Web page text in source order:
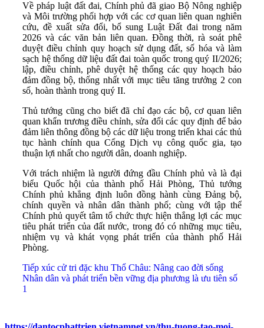
Về pháp luật đất đai, Chính phủ đã giao Bộ Nông nghiệp
và Môi trường phối hợp với các cơ quan liên quan nghiên
cứu, đề xuất sửa đổi, bổ sung Luật Đất đai trong năm
2026 và các văn bản liên quan. Đồng thời, rà soát phê
duyệt điều chỉnh quy hoạch sử dụng đất, số hóa và làm
sạch hệ thống dữ liệu đất đai toàn quốc trong quý II/2026;
lập, điều chỉnh, phê duyệt hệ thống các quy hoạch bảo
đảm đồng bộ, thống nhất với mục tiêu tăng trưởng 2 con
số, hoàn thành trong quý II.
Thủ tướng cũng cho biết đã chỉ đạo các bộ, cơ quan liên
quan khẩn trương điều chỉnh, sửa đổi các quy định để bảo
đảm liên thông đồng bộ các dữ liệu trong triển khai các thủ
tục hành chính qua Cổng Dịch vụ công quốc gia, tạo
thuận lợi nhất cho người dân, doanh nghiệp.
Với trách nhiệm là người đứng đầu Chính phủ và là đại
biểu Quốc hội của thành phố Hải Phòng, Thủ tướng
Chính phủ khẳng định luôn đồng hành cùng Đảng bộ,
chính quyền và nhân dân thành phố; cùng với tập thể
Chính phủ quyết tâm tổ chức thực hiện thắng lợi các mục
tiêu phát triển của đất nước, trong đó có những mục tiêu,
nhiệm vụ và khát vọng phát triển của thành phố Hải
Phòng.
Tiếp xúc cử tri đặc khu Thổ Châu: Nâng cao đời sống
Nhân dân và phát triển bền vững địa phương là ưu tiên số
1